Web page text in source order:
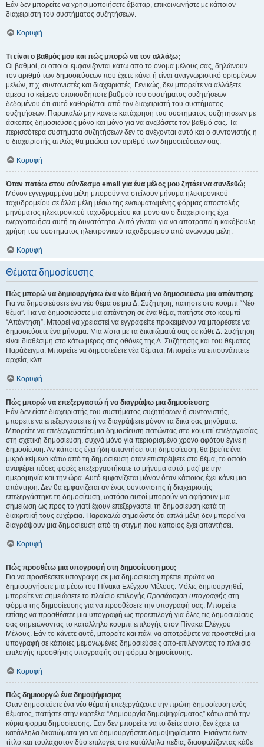
Εάν δεν μπορείτε να χρησιμοποιήσετε άβαταρ, επικοινωνήστε με κάποιον
διαχειριστή του συστήματος συζητήσεων.
Κορυφή
Τι είναι ο βαθμός μου και πώς μπορώ να τον αλλάξω;
Οι βαθμοί, οι οποίοι εμφανίζονται κάτω από το όνομα μέλους σας, δηλώνουν
τον αριθμό των δημοσιεύσεων που έχετε κάνει ή είναι αναγνωριστικό ορισμένων
μελών, π.χ. συντονιστές και διαχειριστές. Γενικώς, δεν μπορείτε να αλλάξετε
άμεσα το κείμενο οποιουδήποτε βαθμού του συστήματος συζητήσεων
δεδομένου ότι αυτό καθορίζεται από τον διαχειριστή του συστήματος
συζητήσεων. Παρακαλώ μην κάνετε κατάχρηση του συστήματος συζητήσεων με
άσκοπες δημοσιεύσεις μόνο και μόνο για να ανεβάσετε τον βαθμό σας. Τα
περισσότερα συστήματα συζητήσεων δεν το ανέχονται αυτό και ο συντονιστής ή
ο διαχειριστής απλώς θα μειώσει τον αριθμό των δημοσιεύσεων σας.
Κορυφή
Όταν πατάω στον σύνδεσμο email για ένα μέλος μου ζητάει να συνδεθώ;
Μόνον εγγεγραμμένα μέλη μπορούν να στείλουν μήνυμα ηλεκτρονικού
ταχυδρομείου σε άλλα μέλη μέσω της ενσωματωμένης φόρμας αποστολής
μηνύματος ηλεκτρονικού ταχυδρομείου και μόνο αν ο διαχειριστής έχει
ενεργοποιήσει αυτή τη δυνατότητα. Αυτό γίνεται για να αποτραπεί η κακόβουλη
χρήση του συστήματος ηλεκτρονικού ταχυδρομείου από ανώνυμα μέλη.
Κορυφή
Θέματα δημοσίευσης
Πώς μπορώ να δημιουργήσω ένα νέο θέμα ή να δημοσιεύσω μια απάντηση;
Για να δημοσιεύσετε ένα νέο θέμα σε μια Δ. Συζήτηση, πατήστε στο κουμπί “Νέο
θέμα”. Για να δημοσιεύσετε μια απάντηση σε ένα θέμα, πατήστε στο κουμπί
“Απάντηση”. Μπορεί να χρειαστεί να εγγραφείτε προκειμένου να μπορέσετε να
δημοσιεύσετε ένα μήνυμα. Μια λίστα με τα δικαιώματά σας σε κάθε Δ. Συζήτηση
είναι διαθέσιμη στο κάτω μέρος στις οθόνες της Δ. Συζήτησης και του θέματος.
Παράδειγμα: Μπορείτε να δημοσιεύετε νέα θέματα, Μπορείτε να επισυνάπτετε
αρχεία, κλπ.
Κορυφή
Πώς μπορώ να επεξεργαστώ ή να διαγράψω μια δημοσίευση;
Εάν δεν είστε διαχειριστής του συστήματος συζητήσεων ή συντονιστής,
μπορείτε να επεξεργαστείτε ή να διαγράψετε μόνον τα δικά σας μηνύματα.
Μπορείτε να επεξεργαστείτε μια δημοσίευση πατώντας στο κουμπί επεξεργασίας
στη σχετική δημοσίευση, συχνά μόνο για περιορισμένο χρόνο αφότου έγινε η
δημοσίευση. Αν κάποιος έχει ήδη απαντήσει στη δημοσίευση, θα βρείτε ένα
μικρό κείμενο κάτω από τη δημοσίευση όταν επιστρέψετε στο θέμα, το οποίο
αναφέρει πόσες φορές επεξεργαστήκατε το μήνυμα αυτό, μαζί με την
ημερομηνία και την ώρα. Αυτό εμφανίζεται μόνον όταν κάποιος έχει κάνει μια
απάντηση. Δεν θα εμφανίζεται αν ένας συντονιστής ή διαχειριστής
επεξεργάστηκε τη δημοσίευση, ωστόσο αυτοί μπορούν να αφήσουν μια
σημείωση ως προς το γιατί έχουν επεξεργαστεί τη δημοσίευση κατά τη
διακριτική τους ευχέρεια. Παρακαλώ σημειώστε ότι απλά μέλη δεν μπορεί να
διαγράψουν μια δημοσίευση από τη στιγμή που κάποιος έχει απαντήσει.
Κορυφή
Πώς προσθέτω μια υπογραφή στη δημοσίευση μου;
Για να προσθέσετε υπογραφή σε μια δημοσίευση πρέπει πρώτα να
δημιουργήσετε μια μέσω του Πίνακα Ελέγχου Μέλους. Μόλις δημιουργηθεί,
μπορείτε να σημειώσετε το πλαίσιο επιλογής Προσάρτηση υπογραφής στη
φόρμα της δημοσίευσης για να προσθέσετε την υπογραφή σας. Μπορείτε
επίσης να προσθέσετε μια υπογραφή ως προεπιλογή για όλες τις δημοσιεύσεις
σας σημειώνοντας το κατάλληλο κουμπί επιλογής στον Πίνακα Ελέγχου
Μέλους. Εάν το κάνετε αυτό, μπορείτε και πάλι να αποτρέψετε να προστεθεί μια
υπογραφή σε κάποιες μεμονωμένες δημοσιεύσεις από-επιλέγοντας το πλαίσιο
επιλογής προσθήκης υπογραφής στη φόρμα δημοσίευσης.
Κορυφή
Πώς δημιουργώ ένα δημοψήφισμα;
Όταν δημοσιεύετε ένα νέο θέμα ή επεξεργάζεστε την πρώτη δημοσίευση ενός
θέματος, πατήστε στην καρτέλα “Δημιουργία δημοψηφίσματος” κάτω από την
κύρια φόρμα δημοσίευσης. Εάν δεν μπορείτε να το δείτε αυτό, δεν έχετε τα
κατάλληλα δικαιώματα για να δημιουργήσετε δημοψηφίσματα. Εισάγετε έναν
τίτλο και τουλάχιστον δύο επιλογές στα κατάλληλα πεδία, διασφαλίζοντας κάθε